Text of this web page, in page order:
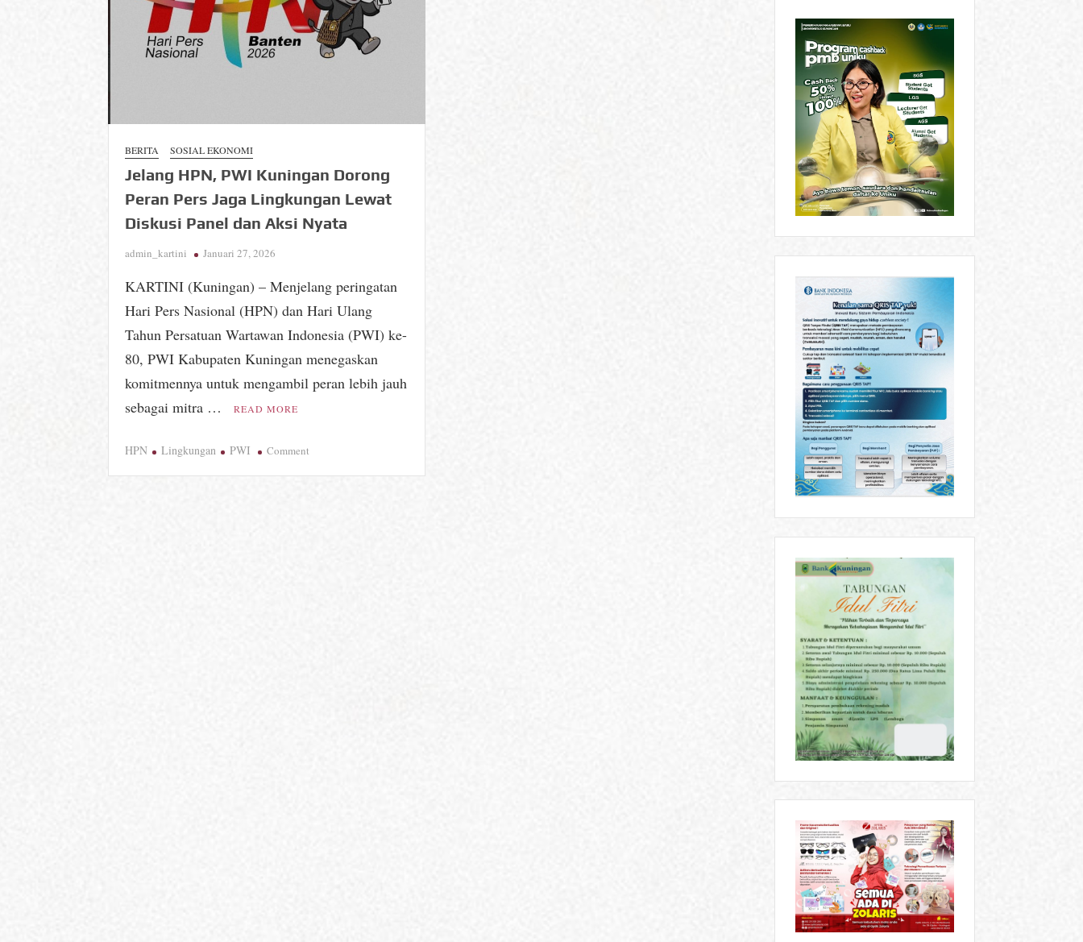
BERITA SOSIAL EKONOMI
Jelang HPN, PWI Kuningan Dorong
Peran Pers Jaga Lingkungan Lewat
Diskusi Panel dan Aksi Nyata
admin_kartini Januari 27, 2026
KARTINI (Kuningan) – Menjelang peringatan
Hari Pers Nasional (HPN) dan Hari Ulang
Tahun Persatuan Wartawan Indonesia (PWI) ke-
80, PWI Kabupaten Kuningan menegaskan
komitmennya untuk mengambil peran lebih jauh
sebagai mitra …
READ MORE
HPN Lingkungan PWI Comment